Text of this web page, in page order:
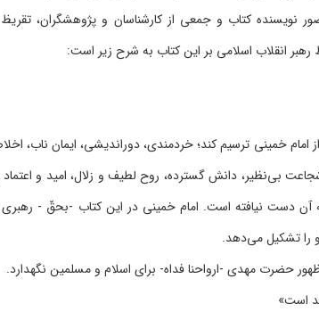
نویسنده کتاب و جمعی از کارشناسان و پژوهشگران،
انقلاب اسلامی بر این کتاب به شرح زیر است:
خمینی ترسیم کند؛ خردمندی‌، دوراندیشی، ایمان ناب،‌
بی‌نظیر، دانش گسترده، روح لطیف و زلال، امید و اعتماد
دست نیافته است. امام خمینی در این کتاب -بحقّ -
را تشکیل می‌دهد.
حضرت مهدی -ارواحنا فداه- برای اسلام و مسلمین نگهدارد.
است»